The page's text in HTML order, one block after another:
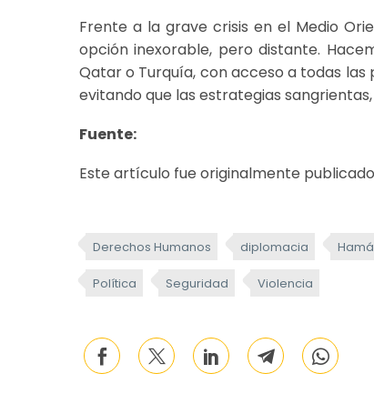
Frente a la grave crisis en el Medio
opción inexorable, pero distante.
Qatar o Turquía, con acceso a todas
evitando que las estrategias
Fuente:
Este artículo fue originalmente
Derechos Humanos diplomacia
Política Seguridad Violencia